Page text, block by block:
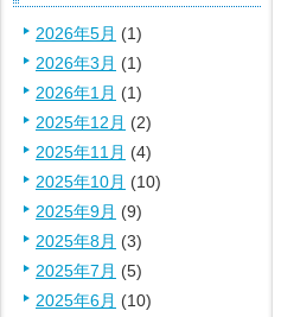
2026年5月 (1)
2026年3月 (1)
2026年1月 (1)
2025年12月 (2)
2025年11月 (4)
2025年10月 (10)
2025年9月 (9)
2025年8月 (3)
2025年7月 (5)
2025年6月 (10)